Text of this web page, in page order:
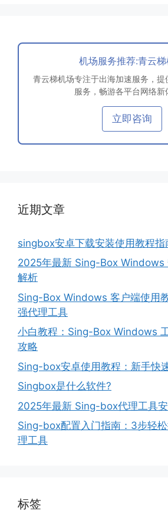
机场服务推荐:青云
青云梯机场专注于出海加速服务，
服务，畅游各平台网络新
立即咨询
近期文章
singbox安卓下载安装使用教程指
2025年最新 Sing-Box Windows
解析
Sing-Box Windows 客户端使用
强代理工具
小白教程：Sing-Box Windows
攻略
Sing-box安卓使用教程：新手快
Singbox是什么软件?
2025年最新 Sing-box代理工具
Sing-box配置入门指南：3步轻
理工具
标签